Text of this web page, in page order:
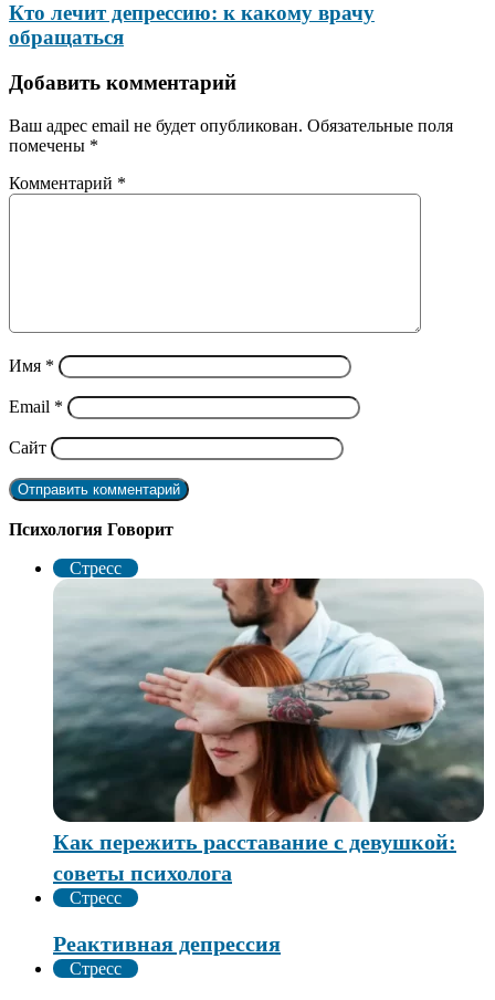
Кто лечит депрессию: к какому врачу
обращаться
Добавить комментарий
Ваш адрес email не будет опубликован. Обязательные поля
помечены *
Комментарий *
Имя *
Email *
Сайт
Психология Говорит
Стресс
Как пережить расставание с девушкой:
советы психолога
Стресс
Реактивная депрессия
Стресс